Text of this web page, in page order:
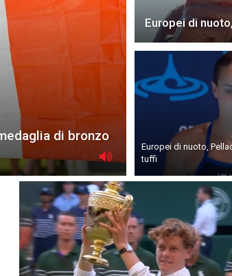
di bronzo
Europei di
Europei di nuoto,
tuffi